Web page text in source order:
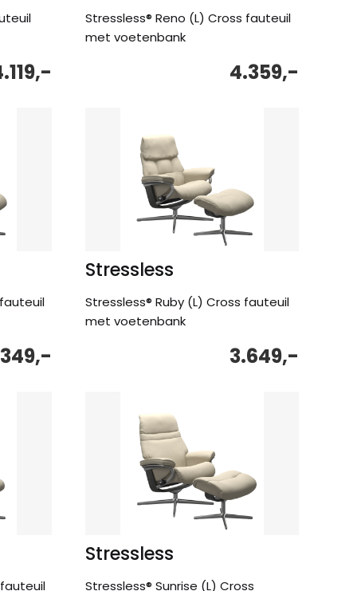
Stressless® Reno (L) Cross fauteuil
met voetenbank
4.359,-
Stressless
Stressless® Ruby (L) Cross fauteuil
met voetenbank
3.649,-
Stressless
Stressless® Sunrise (L) Cross